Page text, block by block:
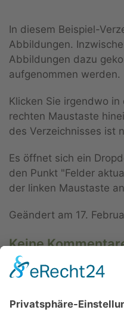
In diesem Beispiel-
Abbildungen.
Abbildungen dazu
aufgenommen werden.
Klicken Sie irgendwo
rechten Maustaste
des Verzeichnisses ist
Es öffnet sich ein
den Punkt "Felder
der linken Maustaste
Geändert am 17.
Keine